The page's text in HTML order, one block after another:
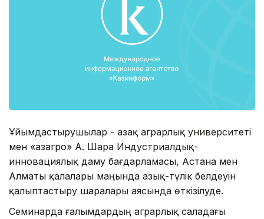
Ұйымдастырушылар - Қазақ аграрлық университеті
мен «Қазагро» АҚ. Шара Индустриалдық-
инновациялық даму бағдарламасы, Астана мен
Алматы қалалары маңында азық-түлік белдеуін
қалыптастыру шаралары аясында өткізілуде.
Семинарда ғалымдардың аграрлық саладағы